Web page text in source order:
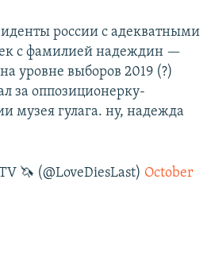
россии с адекватными
с фамилией надеждин —
уровне выборов 2019 (?)
за оппозиционерку-
музея гулага. ну, надежда
🦄 (@LoveDiesLast) October